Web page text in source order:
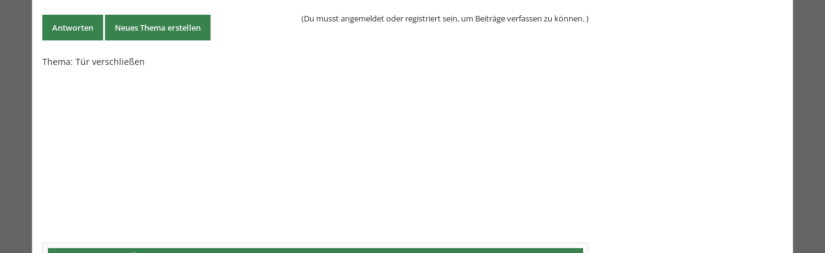
Antworten Neues Thema erstellen
(Du musst angemeldet oder registriert sein, um Beiträge verfassen zu können. )
Thema: Tür verschließen